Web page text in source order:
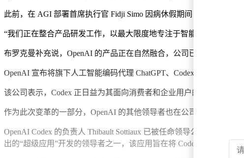
此前，在 AGI 部署首席执行官 Fidji Simo 因病休假期间，Brockman
“我们正在整合产品研发工作，以最大限度地专注于智能体未来，从
布罗克曼补充说，OpenAI 的产品正在自然融合，公司已决定将
OpenAI 宣布将旗下人工智能编码代理 ChatGPT、Codex 以及面向开
该公司表示，Codex 正日益为其面向消费者和企业用户的产品提供
作为此次变革的一部分，OpenAI 的其他领导者也在公司承担了更重要
OpenAI Codex 的负责人 Thibault Sottiaux 已被任命领导公司的核心
出的“超级应用”开发的领导者之一，该应用旨在将 Codex、ChatGPT